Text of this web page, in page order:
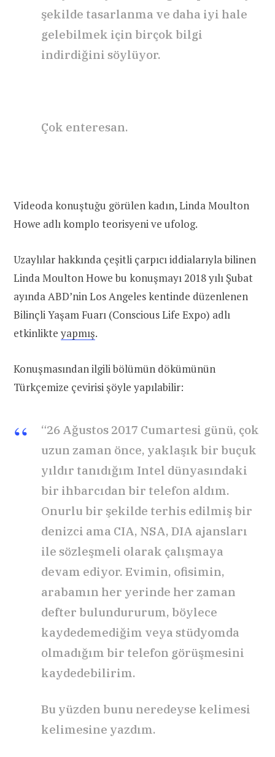
şekilde tasarlanma ve daha iyi hale
gelebilmek için birçok bilgi
indirdiğini söylüyor.
Çok enteresan.
Videoda konuştuğu görülen kadın, Linda Moulton
Howe adlı komplo teorisyeni ve ufolog.
Uzaylılar hakkında çeşitli çarpıcı iddialarıyla bilinen
Linda Moulton Howe bu konuşmayı 2018 yılı Şubat
ayında ABD’nin Los Angeles kentinde düzenlenen
Bilinçli Yaşam Fuarı (Conscious Life Expo) adlı
etkinlikte yapmış.
Konuşmasından ilgili bölümün dökümünün
Türkçemize çevirisi şöyle yapılabilir:
“26 Ağustos 2017 Cumartesi günü, çok
uzun zaman önce, yaklaşık bir buçuk
yıldır tanıdığım Intel dünyasındaki
bir ihbarcıdan bir telefon aldım.
Onurlu bir şekilde terhis edilmiş bir
denizci ama CIA, NSA, DIA ajansları
ile sözleşmeli olarak çalışmaya
devam ediyor. Evimin, ofisimin,
arabamın her yerinde her zaman
defter bulundururum, böylece
kaydedemediğim veya stüdyomda
olmadığım bir telefon görüşmesini
kaydedebilirim.
Bu yüzden bunu neredeyse kelimesi
kelimesine yazdım.